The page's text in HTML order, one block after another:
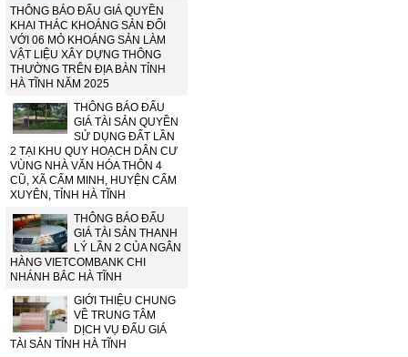
THÔNG BÁO ĐẤU GIÁ QUYỀN
KHAI THÁC KHOÁNG SẢN ĐỐI
VỚI 06 MỎ KHOÁNG SẢN LÀM
VẬT LIỆU XÂY DỰNG THÔNG
THƯỜNG TRÊN ĐỊA BÀN TỈNH
HÀ TĨNH NĂM 2025
THÔNG BÁO ĐẤU
GIÁ TÀI SẢN QUYỀN
SỬ DỤNG ĐẤT LẦN
2 TẠI KHU QUY HOẠCH DÂN CƯ
VÙNG NHÀ VĂN HÓA THÔN 4
CŨ, XÃ CẨM MINH, HUYỆN CẨM
XUYÊN, TỈNH HÀ TĨNH
THÔNG BÁO ĐẤU
GIÁ TÀI SẢN THANH
LÝ LẦN 2 CỦA NGÂN
HÀNG VIETCOMBANK CHI
NHÁNH BẮC HÀ TĨNH
GIỚI THIỆU CHUNG
VỀ TRUNG TÂM
DỊCH VỤ ĐẤU GIÁ
TÀI SẢN TỈNH HÀ TĨNH